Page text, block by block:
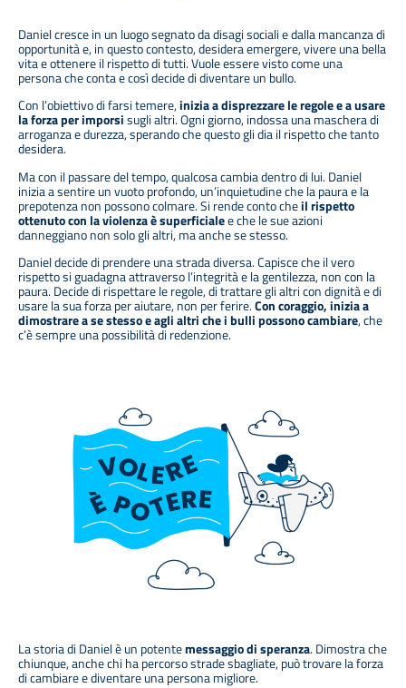
Daniel cresce in un luogo segnato da disagi sociali e dalla mancanza di
opportunità e, in questo contesto, desidera emergere, vivere una bella
vita e ottenere il rispetto di tutti. Vuole essere visto come una
persona che conta e così decide di diventare un bullo.
Con l’obiettivo di farsi temere,inizia a disprezzare le regole e a usare
la forza per imporsisugli altri. Ogni giorno, indossa una maschera di
arroganza e durezza, sperando che questo gli dia il rispetto che tanto
desidera.
Ma con il passare del tempo, qualcosa cambia dentro di lui. Daniel
inizia a sentire un vuoto profondo, un’inquietudine che la paura e la
prepotenza non possono colmare. Si rende conto cheil rispetto
ottenuto con la violenza è superficialee che le sue azioni
danneggiano non solo gli altri, ma anche se stesso.
Daniel decide di prendere una strada diversa. Capisce che il vero
rispetto si guadagna attraverso l’integrità e la gentilezza, non con la
paura. Decide di rispettare le regole, di trattare gli altri con dignità e di
usare la sua forza per aiutare, non per ferire.Con coraggio, inizia a
dimostrare a se stesso e agli altri che i bulli possono cambiare, che
c’è sempre una possibilità di redenzione.
La storia di Daniel è un potentemessaggio di speranza. Dimostra che
chiunque, anche chi ha percorso strade sbagliate, può trovare la forza
di cambiare e diventare una persona migliore.